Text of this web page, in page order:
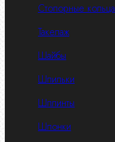
Стопорные кольца
Такелаж
Шайбы
Шпильки
Шплинты
Шпонки